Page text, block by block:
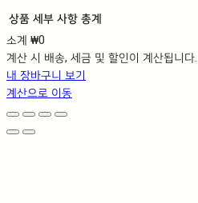
장
바
구
니
에
상품 세부 사항 총계
소계 ₩0
계산 시 배송, 세금 및 할인이 계산됩니다.
내 장바구니 보기
계산으로 이동